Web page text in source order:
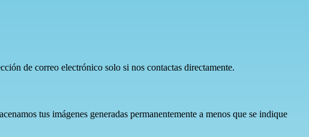
de correo electrónico solo si nos contactas directamente.
tus imágenes generadas permanentemente a menos que se indique